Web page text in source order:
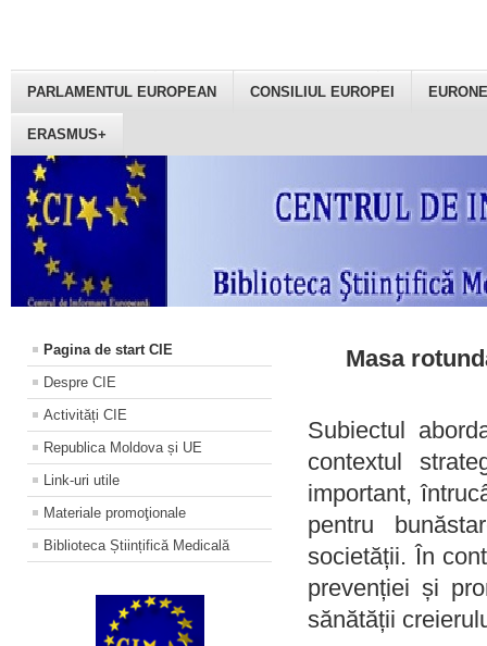
PARLAMENTUL EUROPEAN CONSILIUL EUROPEI
ERASMUS+
Pagina de start CIE
Despre CIE
Activități CIE
Republica Moldova și UE
Link-uri utile
Materiale promoţionale
Biblioteca Științifică Medicală
Masa
Subiectul
contextul
important,
pentru
societății. În
prevenției și
sănătății